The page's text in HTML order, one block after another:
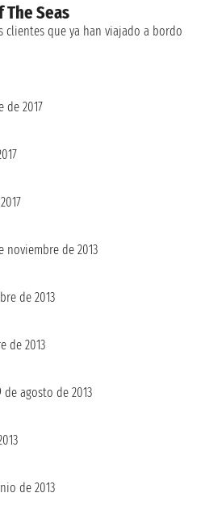
The Seas
clientes que ya han viajado a bordo
de 2017
noviembre de 2013
de 2013
de 2013
de agosto de 2013
de 2013